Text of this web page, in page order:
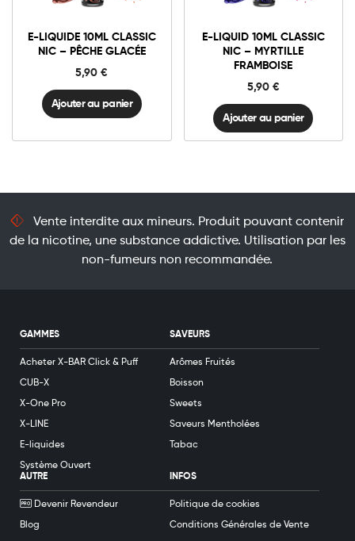
E-LIQUIDE 10ML CLASSIC
NIC – PÊCHE GLACÉE
5,90€
10ml
Nic
Pêche
Ajouter au panier
Ajouter au panier
E-LIQUID 10ML CLASSIC
NIC – MYRTILLE
FRAMBOISE
5,90 €
10ml
Nic
-
Framboise
Ajouter au panier
Ajouter au panier
Vente interdite aux mineurs. Produit pouvant contenir
de la nicotine, une substance addictive. Utilisation par les
non-fumeurs non recommandée.
GAMMES
Acheter X-BAR Click & Puff
CUB-X
X-One Pro
X-LINE
E-liquides
Système Ouvert
SAVEURS
Arômes Fruités
Boisson
Sweets
Saveurs Mentholées
Tabac
AUTRE
Devenir Revendeur
Blog
INFOS
Politique de cookies
Conditions Générales de Vente